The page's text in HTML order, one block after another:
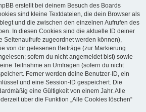
erstellt bei deinem Besuch des Boards
sind kleine Textdateien, die dein Browser als
und die zwischen den einzelnen Aufrufen des
In diesen Cookies sind die aktuelle ID deiner
Seitenaufrufe zugeordnet werden können),
von dir gelesenen Beiträge (zur Markierung
sofern du nicht angemeldet bist) sowie
Teilnahme an Umfragen (sofern du nicht
Ferner werden deine Benutzer-ID, ein
und eine Session-ID gespeichert. Die
eine Gültigkeit von einem Jahr. Alle
über die Funktion „Alle Cookies löschen“